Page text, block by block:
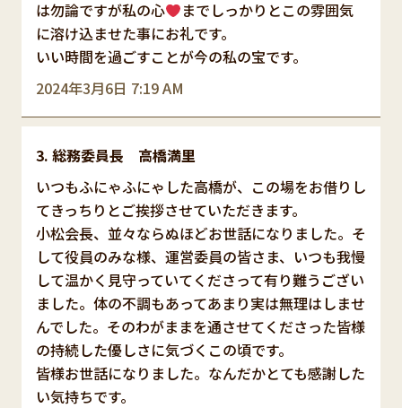
2024年3月6日 7:19 AM
は勿論ですが私の心
までしっかりとこの雰囲気
に溶け込ませた事にお礼です。
いい時間を過ごすことが今の私の宝です。
総務委員長 高橋満里
いつもふにゃふにゃした高橋が、この場をお借りし
てきっちりとご挨拶させていただきます。
小松会長、並々ならぬほどお世話になりました。そ
して役員のみな様、運営委員の皆さま、いつも我慢
して温かく見守っていてくださって有り難うござい
ました。体の不調もあってあまり実は無理はしませ
んでした。そのわがままを通させてくださった皆様
の持続した優しさに気づくこの頃です。
皆様お世話になりました。なんだかとても感謝した
い気持ちです。